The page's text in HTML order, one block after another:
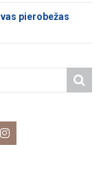
pierobežas